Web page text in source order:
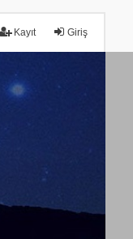
Giriş
Kayıt